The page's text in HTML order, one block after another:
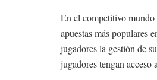
En el competitivo mundo
apuestas más populares
jugadores la gestión de
jugadores tengan acceso